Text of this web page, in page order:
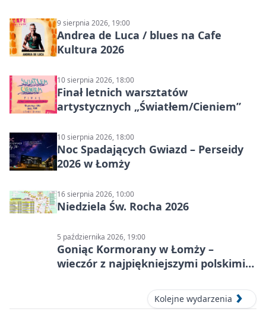
9 sierpnia 2026, 19:00
Andrea de Luca / blues na Cafe
Kultura 2026
10 sierpnia 2026, 18:00
Finał letnich warsztatów
artystycznych „Światłem/Cieniem”
10 sierpnia 2026, 18:00
Noc Spadających Gwiazd – Perseidy
2026 w Łomży
16 sierpnia 2026, 10:00
Niedziela Św. Rocha 2026
5 października 2026, 19:00
Goniąc Kormorany w Łomży –
wieczór z najpiękniejszymi polskimi
Kolejne wydarzenia